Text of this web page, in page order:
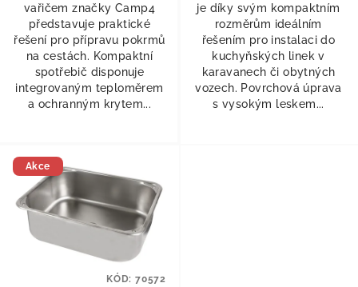
vařičem značky Camp4
představuje praktické
řešení pro přípravu pokrmů
na cestách. Kompaktní
spotřebič disponuje
integrovaným teploměrem
a ochranným krytem...
je díky svým kompaktním
rozměrům ideálním
řešením pro instalaci do
kuchyňských linek v
karavanech či obytných
vozech. Povrchová úprava
s vysokým leskem...
Akce
KÓD: 70572